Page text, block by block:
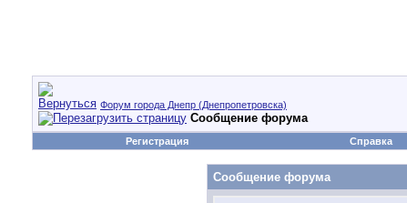
Форум города Днепр (Днепропетровска)
Сообщение форума
Регистрация Справка
Сообщение форума